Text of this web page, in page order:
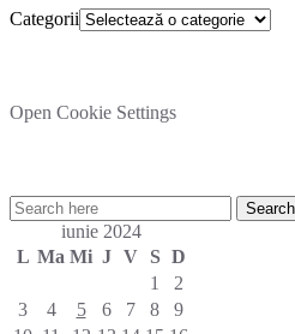
Categorii
Open Cookie Settings
iunie 2024
L Ma Mi J V S D
1
2
3
4 5 6 7 8
9